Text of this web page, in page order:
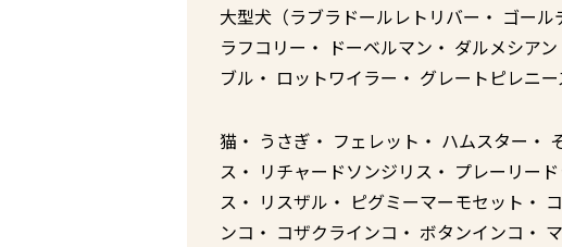
大型犬（ラブラドールレトリバー・ ゴー
ラフコリー・ ドーベルマン・ ダルメシア
ブル・ ロットワイラー・ グレートピレニ
猫・ うさぎ・ フェレット・ ハムスター・
ス・ リチャードソンジリス・ プレーリー
ス・ リスザル・ ピグミーマーモセット・
ンコ・ コザクラインコ・ ボタンインコ・